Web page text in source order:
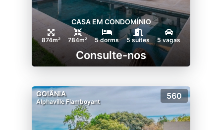
CASA EM CONDOMÍNIO
874m² 784m² 5 dorms 5 suítes 5 vagas
Consulte-nos
GOIÂNIA
Alphaville Flamboyant
560